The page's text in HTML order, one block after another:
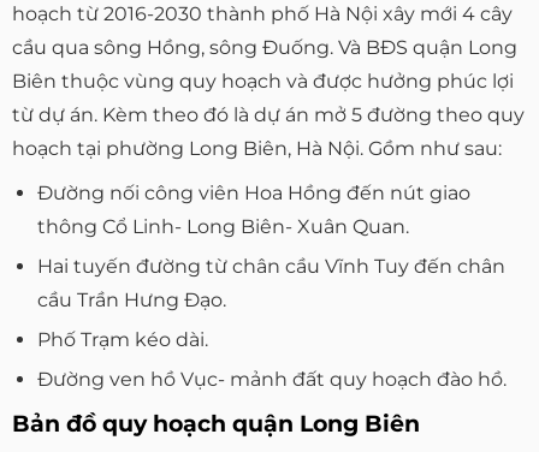
hoạch từ 2016-2030 thành phố Hà Nội xây mới 4 cây
cầu qua sông Hồng, sông Đuống. Và BĐS quận Long
Biên thuộc vùng quy hoạch và được hưởng phúc lợi
từ dự án. Kèm theo đó là dự án mở 5 đường theo quy
hoạch tại phường Long Biên, Hà Nội. Gồm như sau:
Đường nối công viên Hoa Hồng đến nút giao
thông Cổ Linh- Long Biên- Xuân Quan.
Hai tuyến đường từ chân cầu Vĩnh Tuy đến chân
cầu Trần Hưng Đạo.
Phố Trạm kéo dài.
Đường ven hồ Vục- mảnh đất quy hoạch đào hồ.
Bản đồ quy hoạch quận Long Biên